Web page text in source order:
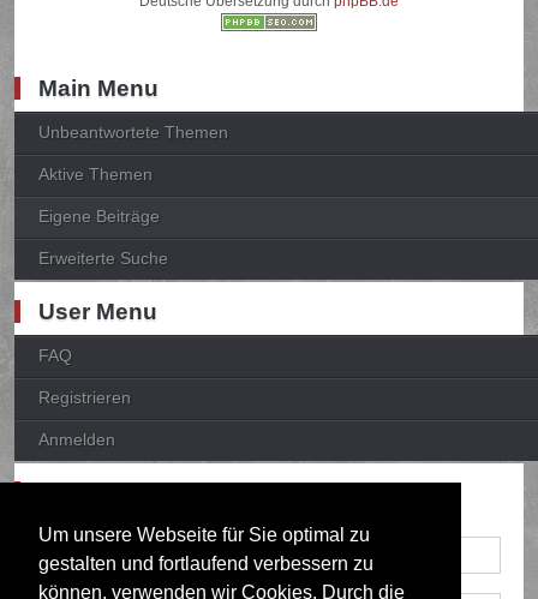
Um unsere Webseite für Sie optimal zu
gestalten und fortlaufend verbessern zu
können, verwenden wir Cookies. Durch die
Main Menu
Unbeantwortete Themen
Aktive Themen
Eigene Beiträge
Erweiterte Suche
User Menu
FAQ
Registrieren
Anmelden